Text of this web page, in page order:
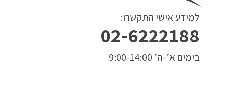
למידע אישי התקשרו:
02-6222188
בימים א’-ה’ 9:00-14:00